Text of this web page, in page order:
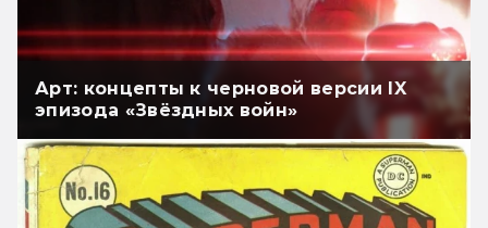
Арт: концепты к черновой версии IX
эпизода «Звёздных войн»